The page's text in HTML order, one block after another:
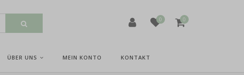
0 0
ÜBER UNS MEIN KONTO KONTAKT